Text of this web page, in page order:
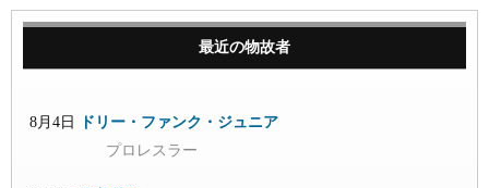
最近の物故者
8月4日
ドリー・ファンク・ジュニア
プロレスラー